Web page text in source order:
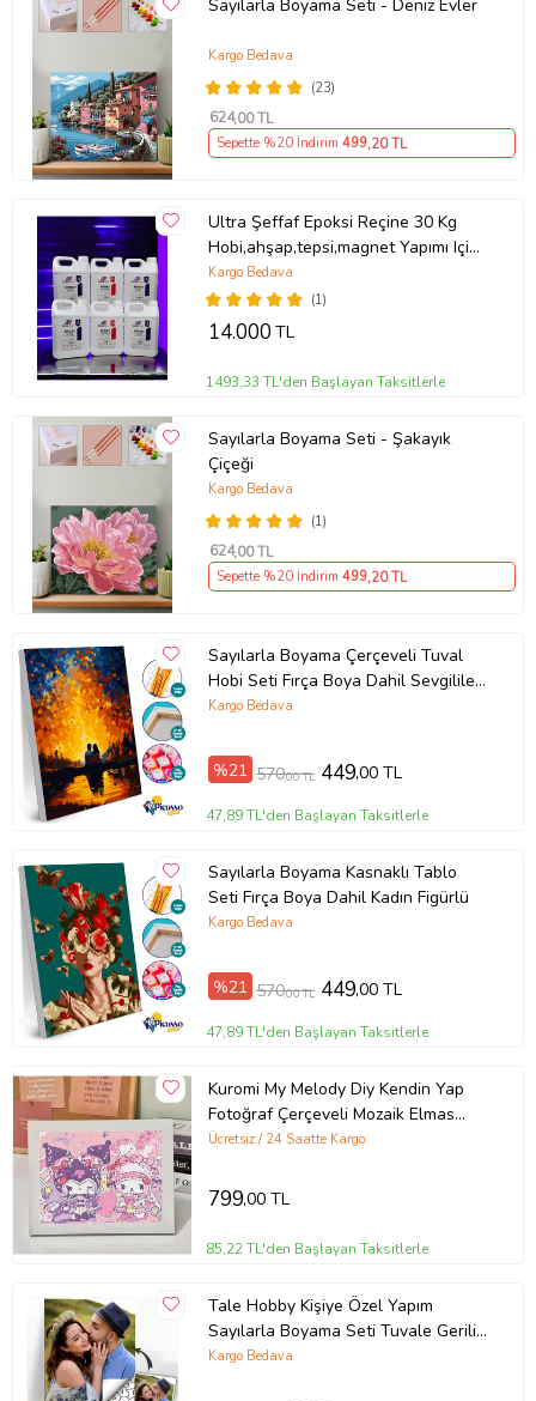
Sayılarla Boyama Seti - Deniz Evler
(23)
Kargo Bedava
624,00 TL
Sepette %20 İndirim 499,20 TL
Ultra Şeffaf Epoksi Reçine 30 Kg
Hobi,ahşap,tepsi,magnet Yapımı Için
(SÜRPRİZ HEDİYE)
(1)
Kargo Bedava
14.000TL
1493,33 TL'den Başlayan Taksitlerle
Sayılarla Boyama Seti - Şakayık
Çiçeği
(1)
Kargo Bedava
624,00 TL
Sepette %20 İndirim 499,20 TL
Sayılarla Boyama Çerçeveli Tuval
Hobi Seti Fırça Boya Dahil Sevgililer
Gün Batımı
Kargo Bedava
%21 570,00 TL 449,00 TL
47,89 TL'den Başlayan Taksitlerle
Sayılarla Boyama Kasnaklı Tablo
Seti Fırça Boya Dahil Kadın Figürlü
Kargo Bedava
%21 570,00 TL 449,00 TL
47,89 TL'den Başlayan Taksitlerle
Kuromi My Melody Diy Kendin Yap
Fotoğraf Çerçeveli Mozaik Elmas
Boyama 2
Ücretsiz / 24 Saatte Kargo
799,00 TL
85,22 TL'den Başlayan Taksitlerle
Tale Hobby Kişiye Özel Yapım
Sayılarla Boyama Seti Tuvale Gerili
50x65cm
Kargo Bedava